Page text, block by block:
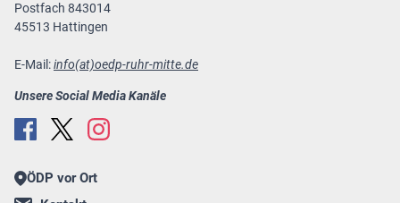
Postfach 843014
45513 Hattingen
E-Mail:info(at)oedp-ruhr-mitte.de
Unsere Social Media Kanäle
ÖDP vor Ort